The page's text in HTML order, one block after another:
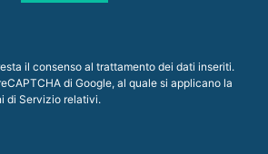
il consenso al trattamento dei dati inseriti.
di Google, al quale si applicano la
di Servizio relativi.